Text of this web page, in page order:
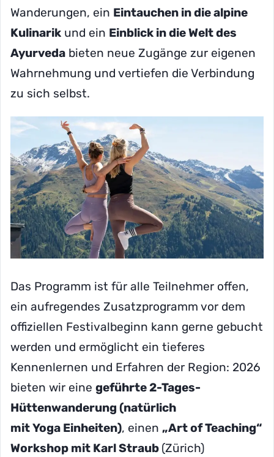
Wanderungen, ein Eintauchen in die alpine
Kulinarik und ein Einblick in die Welt des
Ayurveda bieten neue Zugänge zur eigenen
Wahrnehmung und vertiefen die Verbindung
zu sich selbst.
Das Programm ist für alle Teilnehmer offen,
ein aufregendes Zusatzprogramm vor dem
offiziellen Festivalbeginn kann gerne gebucht
werden und ermöglicht ein tieferes
Kennenlernen und Erfahren der Region: 2026
bieten wir eine geführte 2-Tages-
Hüttenwanderung (natürlich
mit Yoga Einheiten), einen „Art of Teaching“
Workshop mit Karl Straub (Zürich)